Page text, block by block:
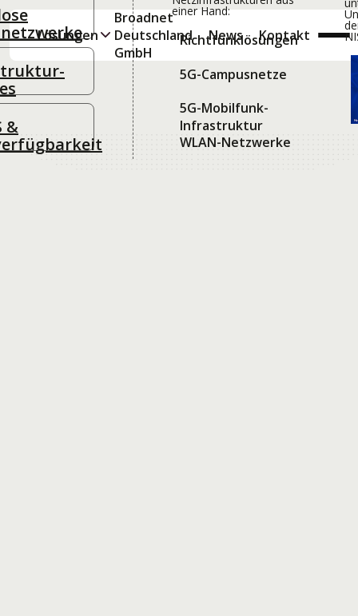
Lösungen
Broadnet
Deutschland
GmbH
News Kontakt
&
einer Hand:
Richtfunklösungen
5G-Campusnetze
5G-Mobilfunk-
Infrastruktur
WLAN-Netzwerke
13.5.2026